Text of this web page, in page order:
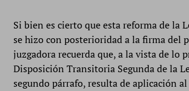
Si bien es cierto que esta reforma de la
se hizo con posterioridad a la firma del
juzgadora recuerda que, a la vista de lo
Disposición Transitoria Segunda de la
segundo párrafo, resulta de aplicación